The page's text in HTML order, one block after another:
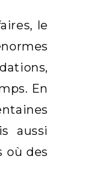
le
En
aussi
où des